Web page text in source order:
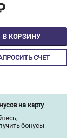
В КОРЗИНУ
СЧЕТ
на карту
,
бонусы